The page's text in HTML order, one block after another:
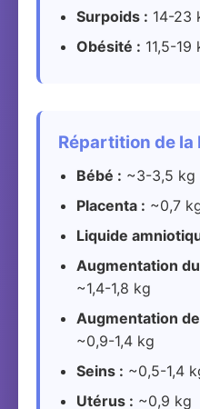
Surpoids : 14-23
Obésité : 11,5-
Répartition de la
Bébé : ~3-3,5 kg
Placenta : ~0,7
Liquide
Augmentation
~1,4-1,8 kg
Augmentation
~0,9-1,4 kg
Seins : ~0,5-1,4
Utérus : ~0,9 kg